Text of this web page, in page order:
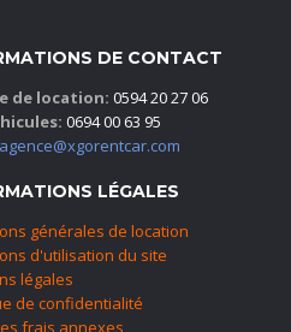
DE CONTACT
de location: 0594 20 27 06
0694 00 63 95
agence@xgorentcar.com
LÉGALES
générales de location
d'utilisation du site
légales
de confidentialité
frais annexes